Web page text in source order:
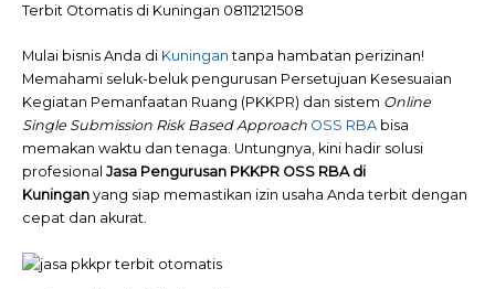
Terbit Otomatis di Kuningan 08112121508
Mulai bisnis Anda di Kuningan tanpa hambatan perizinan!
Memahami seluk-beluk pengurusan Persetujuan Kesesuaian
Kegiatan Pemanfaatan Ruang (PKKPR) dan sistem Online
Single Submission Risk Based Approach OSS RBA bisa
memakan waktu dan tenaga. Untungnya, kini hadir solusi
profesional Jasa Pengurusan PKKPR OSS RBA di
Kuningan yang siap memastikan izin usaha Anda terbit dengan
cepat dan akurat.